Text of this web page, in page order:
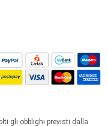
gli obblighi previsti dalla